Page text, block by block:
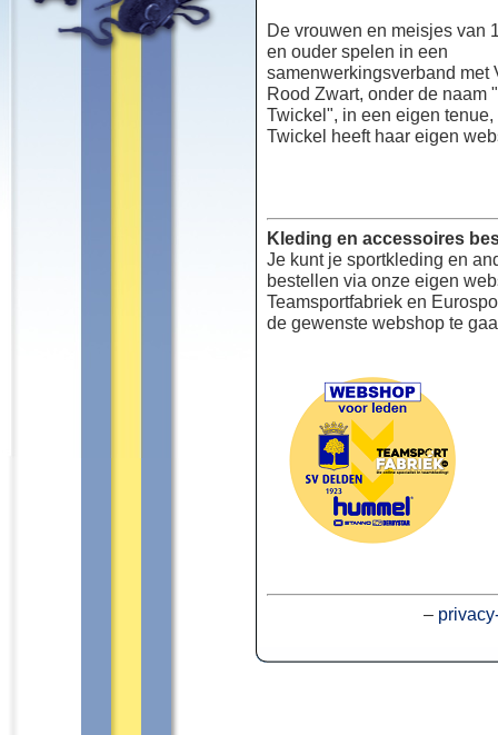
De vrouwen en meisjes van
en ouder spelen in een
samenwerkingsverband met
Rood Zwart, onder de naam
Twickel", in een eigen
Twickel heeft haar eigen
Kleding en accessoires
Je kunt je sportkleding en
bestellen via onze eigen
Teamsportfabriek en
de gewenste webshop te
–